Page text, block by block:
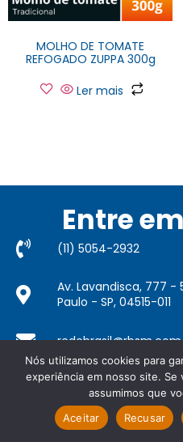
MOLHO DE TOMATE
REFOGADO ZUPPA 300g
Ler mais
Entre
(11) 5054-2932​
Av. Lavandisca, 777 -
Paulo - SP, 04515-011
Copyright 2022 © Todos os
de
Nós utilizamos cookies para
experiência em nosso site.
assumimos que
Aceitar
Recusar